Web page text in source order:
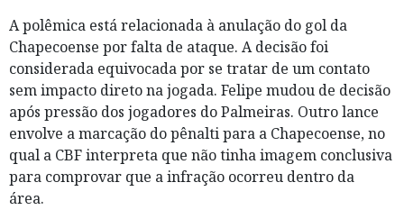
A polêmica está relacionada à anulação do gol da
Chapecoense por falta de ataque. A decisão foi
considerada equivocada por se tratar de um contato
sem impacto direto na jogada. Felipe mudou de decisão
após pressão dos jogadores do Palmeiras. Outro lance
envolve a marcação do pênalti para a Chapecoense, no
qual a CBF interpreta que não tinha imagem conclusiva
para comprovar que a infração ocorreu dentro da
área.